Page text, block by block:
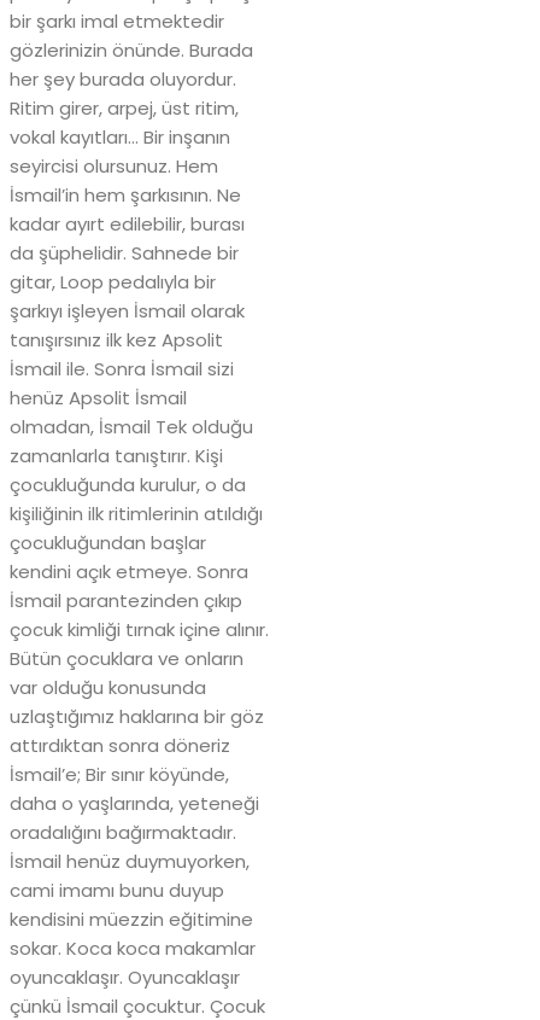
bir şarkı imal etmektedir
gözlerinizin önünde. Burada
her şey burada oluyordur.
Ritim girer, arpej, üst ritim,
vokal kayıtları… Bir inşanın
seyircisi olursunuz. Hem
İsmail’in hem şarkısının. Ne
kadar ayırt edilebilir, burası
da şüphelidir. Sahnede bir
gitar, Loop pedalıyla bir
şarkıyı işleyen İsmail olarak
tanışırsınız ilk kez Apsolit
İsmail ile. Sonra İsmail sizi
henüz Apsolit İsmail
olmadan, İsmail Tek olduğu
zamanlarla tanıştırır. Kişi
çocukluğunda kurulur, o da
kişiliğinin ilk ritimlerinin atıldığı
çocukluğundan başlar
kendini açık etmeye. Sonra
İsmail parantezinden çıkıp
çocuk kimliği tırnak içine alınır.
Bütün çocuklara ve onların
var olduğu konusunda
uzlaştığımız haklarına bir göz
attırdıktan sonra döneriz
İsmail’e; Bir sınır köyünde,
daha o yaşlarında, yeteneği
oradalığını bağırmaktadır.
İsmail henüz duymuyorken,
cami imamı bunu duyup
kendisini müezzin eğitimine
sokar. Koca koca makamlar
oyuncaklaşır. Oyuncaklaşır
çünkü İsmail çocuktur. Çocuk